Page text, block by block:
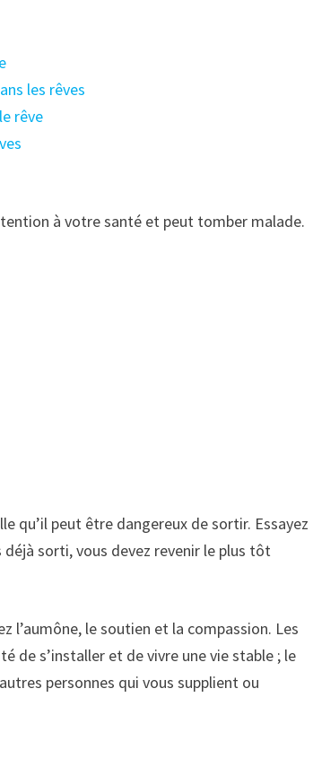
les rêves
rêve
à votre santé et peut tomber malade.
qu’il peut être dangereux de sortir. Essayez
sorti, vous devez revenir le plus tôt
l’aumône, le soutien et la compassion. Les
de s’installer et de vivre une vie stable ; le
personnes qui vous supplient ou